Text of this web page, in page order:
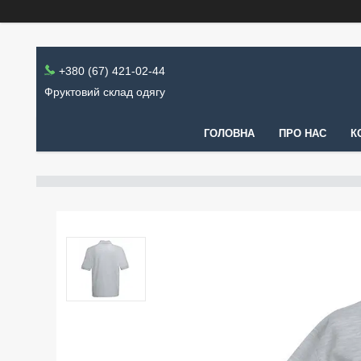
+380 (67) 421-02-44
Фруктовий склад одягу
ГОЛОВНА ПРО НАС